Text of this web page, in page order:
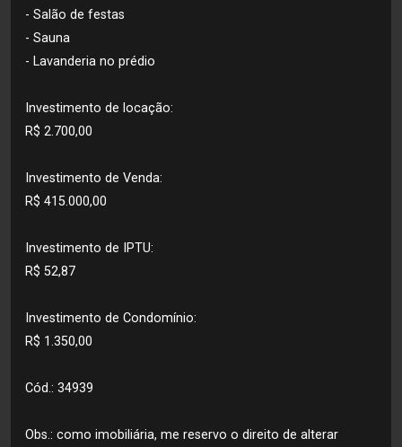
- Salão de festas
- Sauna
- Lavanderia no prédio
Investimento de locação:
R$ 2.700,00
Investimento de Venda:
R$ 415.000,00
Investimento de IPTU:
R$ 52,87
Investimento de Condomínio:
R$ 1.350,00
Cód.: 34939
Obs.: como imobiliária, me reservo o direito de alterar